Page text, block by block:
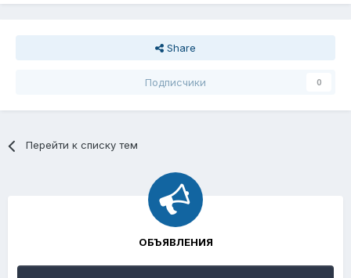
Share
Подписчики 0
Перейти к списку тем
ОБЪЯВЛЕНИЯ